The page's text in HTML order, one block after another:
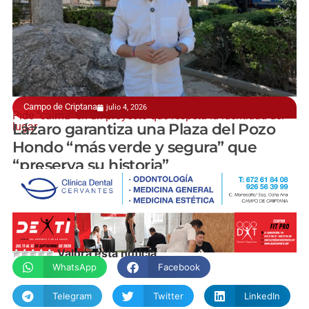
Campo de Criptana julio 4, 2026
Pide "calma" en un proyecto que respeta la identidad del
lugar
Lázaro garantiza una Plaza del Pozo
Hondo “más verde y segura” que
“preserva su historia”
manchainformacion.com
Valora esta noticia
WhatsApp Facebook
Telegram Twitter LinkedIn